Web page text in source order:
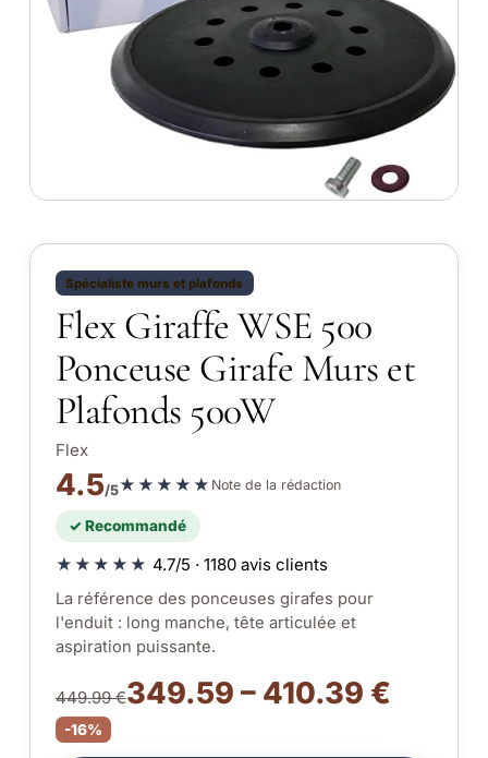
Spécialiste murs et plafonds
Flex Giraffe WSE 500
Ponceuse Girafe Murs et
Plafonds 500W
Flex
4.5/5★★★★★ Note de la rédaction
✓ Recommandé
★★★★★ 4.7/5 · 1180 avis clients
La référence des ponceuses girafes pour
l'enduit : long manche, tête articulée et
aspiration puissante.
449.99 €349.59 – 410.39 €
-16%